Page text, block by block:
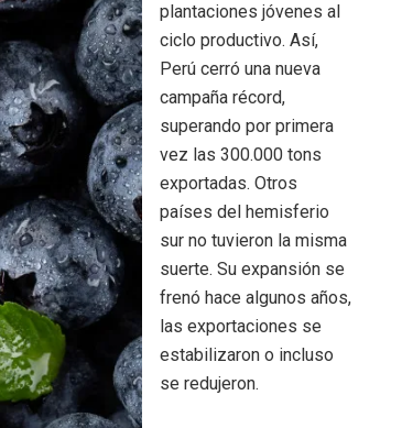
plantaciones jóvenes al
ciclo productivo. Así,
Perú cerró una nueva
campaña récord,
superando por primera
vez las 300.000 tons
exportadas. Otros
países del hemisferio
sur no tuvieron la misma
suerte. Su expansión se
frenó hace algunos años,
las exportaciones se
estabilizaron o incluso
se redujeron.